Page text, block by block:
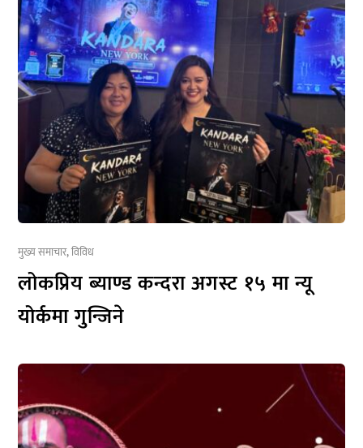
मुख्य समाचार,विविध
लोकप्रिय ब्याण्ड कन्दरा अगस्ट १५ मा न्यू
योर्कमा गुन्जिने